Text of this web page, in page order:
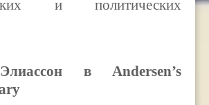
и политических
Элиассон в
Andersen’s